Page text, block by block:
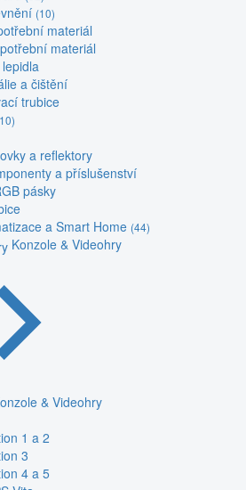
(10)
materiál
materiál
a čištění
trubice
a reflektory
a příslušenství
pásky
a Smart Home (44)
Konzole & Videohry
& Videohry
1 a 2
3
4 a 5